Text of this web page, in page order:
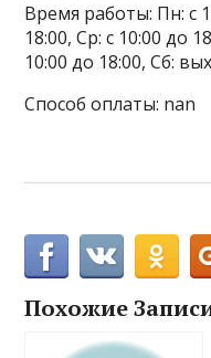
Время работы: Пн: с
18:00, Ср: с 10:00 до
10:00 до 18:00, Сб:
Способ оплаты: nan
Похожие